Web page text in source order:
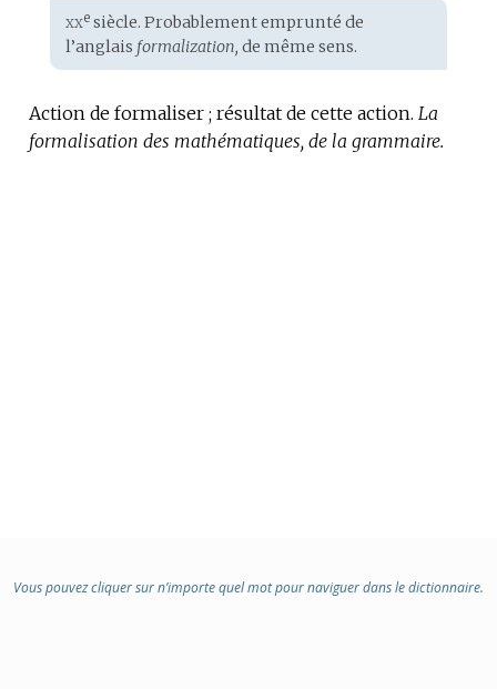
Étymologie
:
xxesiècle. Probablement emprunté de
l’anglais formalization, de même sens.
Action de formaliser ; résultat de cette action. La
formalisation des mathématiques, de la grammaire.
Vous pouvez cliquer sur n’importe quel mot pour naviguer dans le dictionnaire.